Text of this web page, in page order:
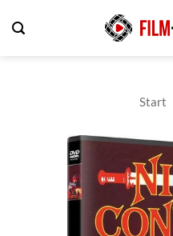
Inhalt
Start